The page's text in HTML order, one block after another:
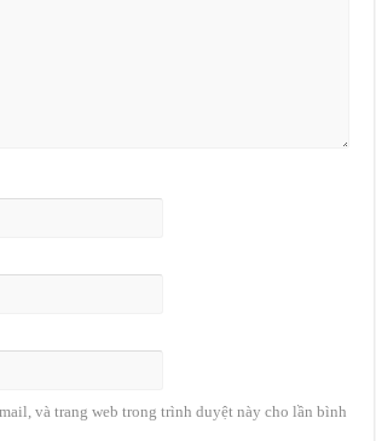
và trang web trong trình duyệt này cho lần bình